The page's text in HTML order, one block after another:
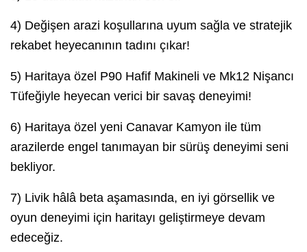
4) Değişen arazi koşullarına uyum sağla ve stratejik
rekabet heyecanının tadını çıkar!
5) Haritaya özel P90 Hafif Makineli ve Mk12 Nişancı
Tüfeğiyle heyecan verici bir savaş deneyimi!
6) Haritaya özel yeni Canavar Kamyon ile tüm
arazilerde engel tanımayan bir sürüş deneyimi seni
bekliyor.
7) Livik hâlâ beta aşamasında, en iyi görsellik ve
oyun deneyimi için haritayı geliştirmeye devam
edeceğiz.